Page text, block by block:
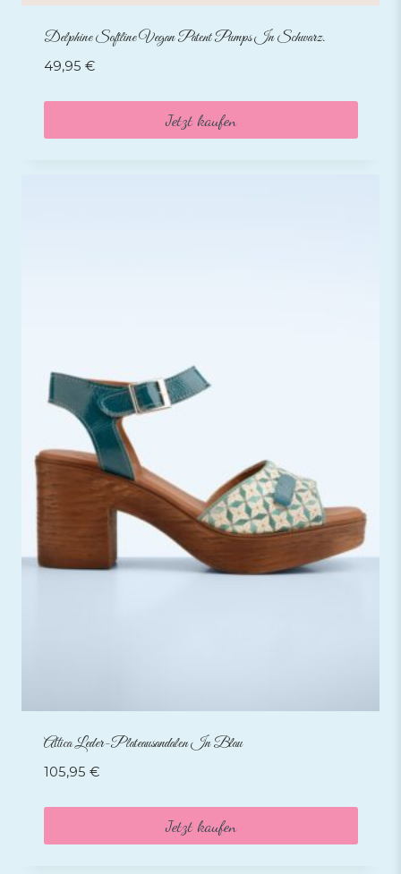
Delphine Softline Vegan Patent Pumps In Schwarz.
49,95 €
Jetzt kaufen
Attica Leder-Plateausandalen In Blau
105,95 €
Jetzt kaufen